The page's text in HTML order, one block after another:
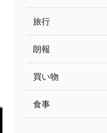
旅行
朗報
買い物
食事